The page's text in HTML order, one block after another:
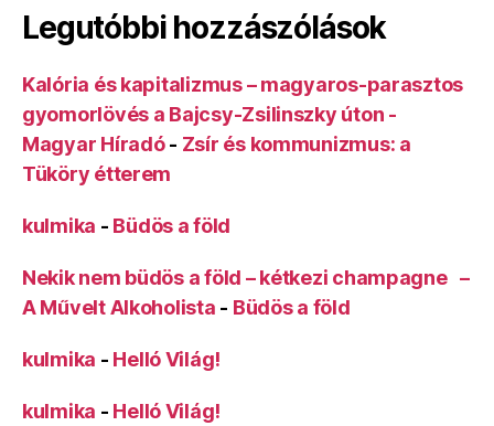
Legutóbbi hozzászólások
Kalória és kapitalizmus – magyaros-parasztos
gyomorlövés a Bajcsy-Zsilinszky úton -
Magyar Híradó- Zsír és kommunizmus: a
Tüköry étterem
kulmika - Büdös a föld
Nekik nem büdös a föld – kétkezi champagne –
A Művelt Alkoholista - Büdös a föld
kulmika - Helló Világ!
kulmika - Helló Világ!